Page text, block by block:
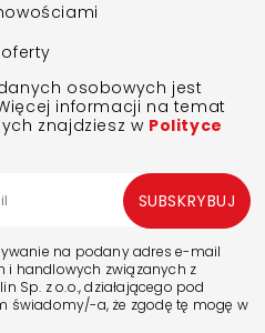
osobowych jest
informacji na temat
znajdziesz w Polityce
na podany adres e-mail
i handlowych związanych z
Sp. z o.o., działającego pod
świadomy/-a, że zgodę tę mogę w
SUBSKRYBUJ